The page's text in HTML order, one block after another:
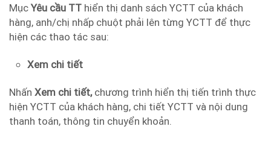
MụcYêu cầu TT hiển thị danh sách YCTT của khách
hàng, anh/chị nhấp chuột phải lên từng YCTT để thực
hiện các thao tác sau:
Xem chi tiết
Nhấn Xem chi tiết,chương trình hiển thị tiến trình thực
hiện YCTT của khách hàng, chi tiết YCTT và nội dung
thanh toán, thông tin chuyển khoản.